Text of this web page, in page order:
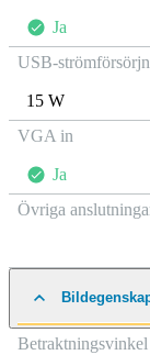
Ja
USB-
15 W
VGA in
Ja
Övriga